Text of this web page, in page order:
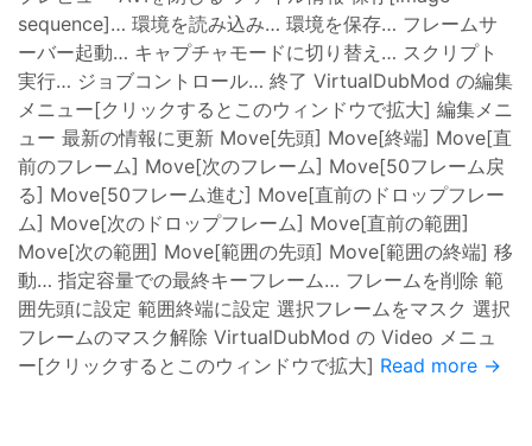
sequence]… 環境を読み込み… 環境を保存… フレームサ
ーバー起動… キャプチャモードに切り替え… スクリプト
実行… ジョブコントロール… 終了 VirtualDubMod の編集
メニュー[クリックするとこのウィンドウで拡大] 編集メニ
ュー 最新の情報に更新 Move[先頭] Move[終端] Move[直
前のフレーム] Move[次のフレーム] Move[50フレーム戻
る] Move[50フレーム進む] Move[直前のドロップフレー
ム] Move[次のドロップフレーム] Move[直前の範囲]
Move[次の範囲] Move[範囲の先頭] Move[範囲の終端] 移
動… 指定容量での最終キーフレーム… フレームを削除 範
囲先頭に設定 範囲終端に設定 選択フレームをマスク 選択
フレームのマスク解除 VirtualDubMod の Video メニュ
ー[クリックするとこのウィンドウで拡大] Read more →